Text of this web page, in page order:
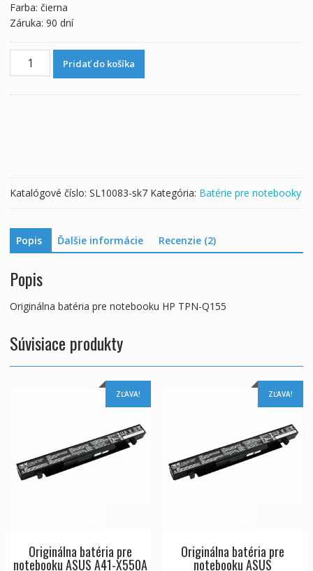
Farba: čierna
Záruka: 90 dní
množstvo
Pridať do košíka
Katalógové číslo: SL10083-sk7 Kategória: Batérie pre notebooky
Popis Ďalšie informácie Recenzie (2)
Popis
Originálna batéria pre notebooku HP TPN-Q155
Súvisiace produkty
ZĽAVA!
Originálna batéria pre
notebooku ASUS A41-X550A
ZĽAVA!
Originálna batéria pre
notebooku ASUS